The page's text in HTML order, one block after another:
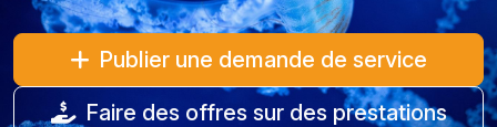
Publier une demande de service
Faire des offres sur des prestations